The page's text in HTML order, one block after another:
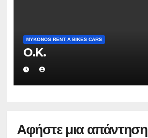
MYKONOS RENT A BIKES CARS
O.K.
Αφήστε μια απάντηση